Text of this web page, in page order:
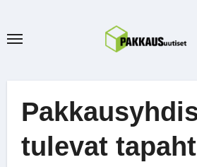
tulevat